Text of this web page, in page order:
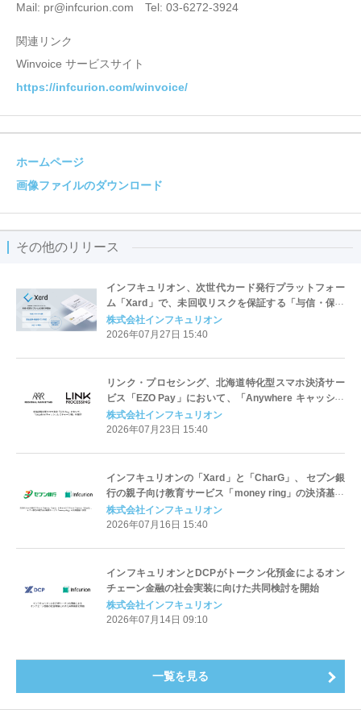
Mail: pr@infcurion.com Tel: 03-6272-3924
関連リンク
Winvoice サービスサイト
https://infcurion.com/winvoice/
ホームページ
画像ファイルのダウンロード
その他のリリース
インフキュリオン、次世代カード発行プラットフォー
ム「Xard」で、未回収リスクを保証する「与信・保証
オプション」を提供開始
株式会社インフキュリオン
2026年07月27日 15:40
リンク・プロセシング、北海道特化型スマホ決済サー
ビス「EZO Pay」において、「Anywhere キャッシュ
レスチャージ機」を提供
株式会社インフキュリオン
2026年07月23日 15:40
インフキュリオンの「Xard」と「CharG」、 セブン銀
行の親子向け教育サービス「money ring」の決済基盤
に採用
株式会社インフキュリオン
2026年07月16日 15:40
インフキュリオンとDCPがトークン化預金によるオン
チェーン金融の社会実装に向けた共同検討を開始
株式会社インフキュリオン
2026年07月14日 09:10
一覧を見る